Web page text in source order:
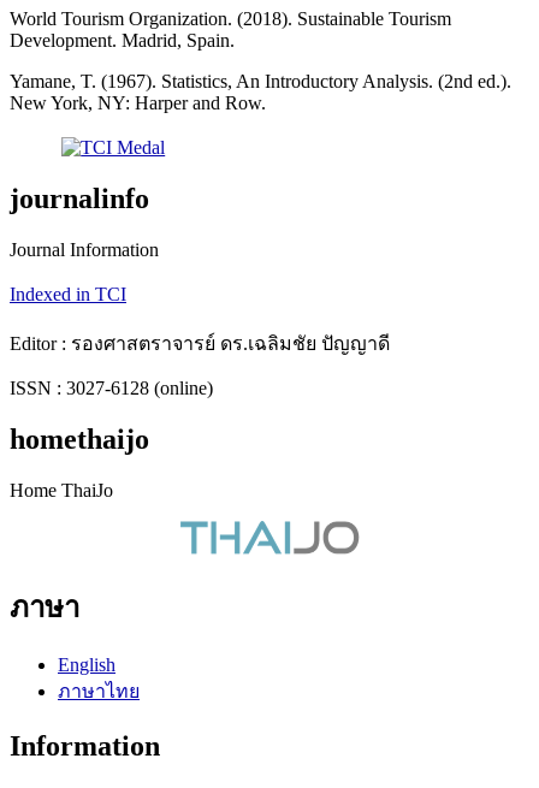
World Tourism Organization. (2018). Sustainable Tourism
Development. Madrid, Spain.
Yamane, T. (1967). Statistics, An Introductory Analysis. (2nd ed.).
New York, NY: Harper and Row.
journalinfo
Journal Information
Indexed in TCI
Editor : รองศาสตราจารย์ ดร.เฉลิมชัย ปัญญาดี
ISSN : 3027-6128 (online)
homethaijo
Home ThaiJo
ภาษา
English
ภาษาไทย
Information